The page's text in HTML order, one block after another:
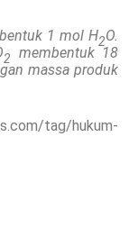
1 mol H2O.
2
membentuk 18
massa produk
tag/hukum-